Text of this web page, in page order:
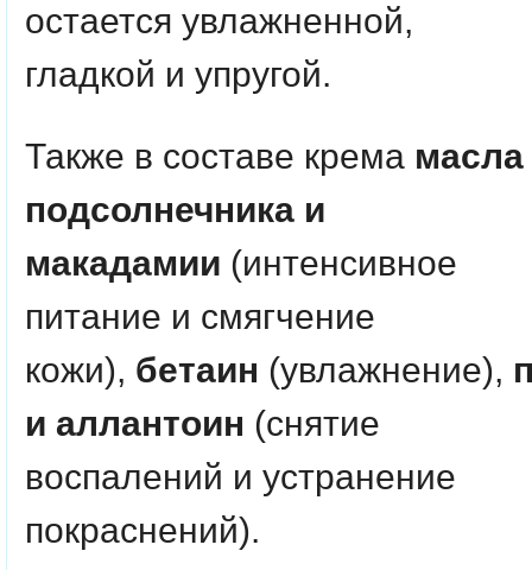
остается увлажненной,
гладкой и упругой.
Также в составе крема масла
подсолнечника и
макадамии (интенсивное
питание и смягчение
кожи), бетаин (увлажнение),
и аллантоин (снятие
воспалений и устранение
покраснений).